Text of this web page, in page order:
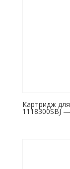
Картридж
1118300SBJ